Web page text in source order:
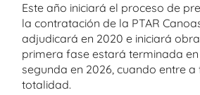
Este año iniciará el proceso de
la contratación de la PTAR
adjudicará en 2020 e iniciará
primera fase estará terminada
segunda en 2026, cuando entre a
totalidad.